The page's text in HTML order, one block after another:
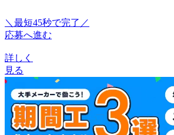
＼最短45秒で完了／
応募へ進む
詳しく
見る